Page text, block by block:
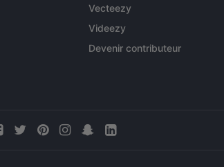
Vecteezy
Videezy
Devenir contributeur